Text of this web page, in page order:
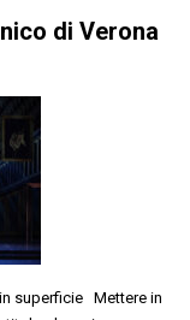
di Verona
superficie Mettere in